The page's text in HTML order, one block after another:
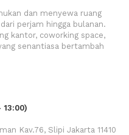
dan menyewa ruang
perjam hingga bulanan.
kantor, coworking space,
senantiasa bertambah
13:00)
Kav.76, Slipi Jakarta 11410